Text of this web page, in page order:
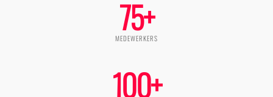
MEDEWERKERS
75+
100+